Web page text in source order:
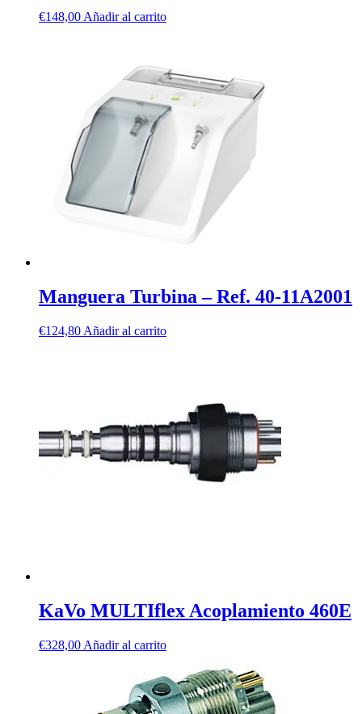
€148,00 Añadir al carrito
Manguera Turbina – Ref. 40-11A2001
€124,80 Añadir al carrito
KaVo MULTIflex Acoplamiento 460E
€328,00 Añadir al carrito